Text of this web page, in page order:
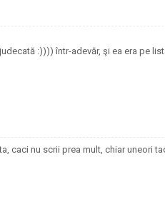
:)))) într-adevăr, şi ea era pe
caci nu scrii prea mult, chiar uneori